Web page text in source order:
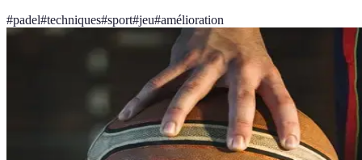
#padel#techniques#sport#jeu#amélioration